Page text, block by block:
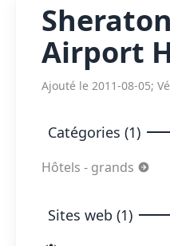
Airport
Ajouté le 2011-08-05;
Catégories (1)
Hôtels - grands
Sites web (1)